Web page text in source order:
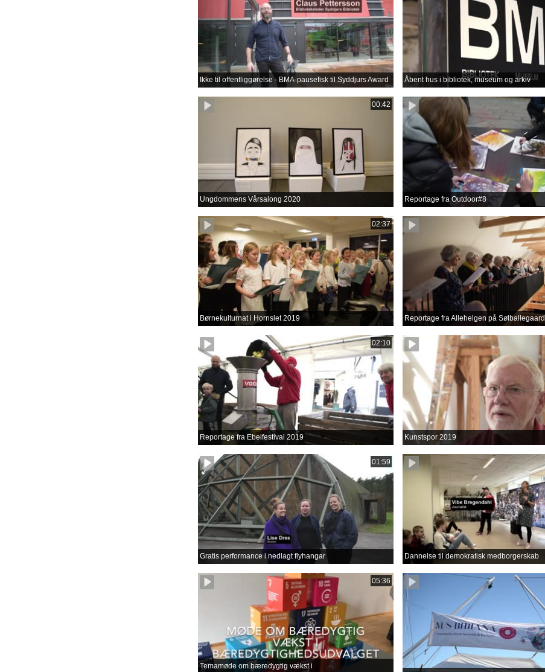
Ikke til offentliggørelse - BMA-pausefisk til Syddjurs Award Åbent hus i bibliotek, museum og arkiv
00:42
Ungdommens Vårsalong 2020 Reportage fra Outdoor#8
02:37
Børnekulturnat i Hornslet 2019 Reportage fra Allehelgen på Sølballegaard
02:10
Reportage fra Ebelfestival 2019 Kunstspor 2019
01:59
Gratis performance i nedlagt flyhangar Dannelse til demokratisk medborgerskab
05:36
Temamøde om bæredygtig vækst i